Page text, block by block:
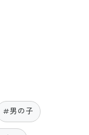
#男の子